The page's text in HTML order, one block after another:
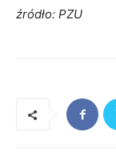
źródło: PZU